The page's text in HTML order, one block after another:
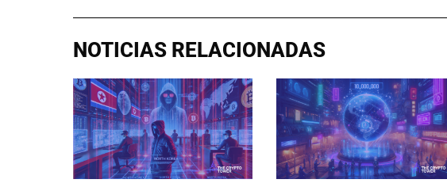
NOTICIAS RELACIONADAS